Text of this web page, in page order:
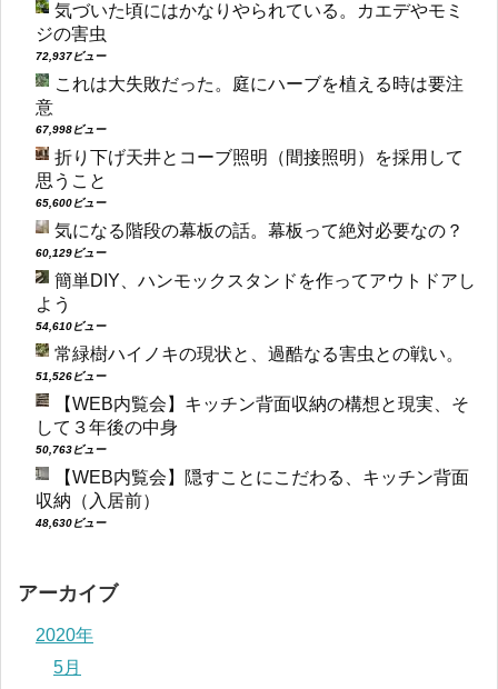
気づいた頃にはかなりやられている。カエデやモミ
ジの害虫
72,937ビュー
これは大失敗だった。庭にハーブを植える時は要注
意
67,998ビュー
折り下げ天井とコーブ照明（間接照明）を採用して
思うこと
65,600ビュー
気になる階段の幕板の話。幕板って絶対必要なの？
60,129ビュー
簡単DIY、ハンモックスタンドを作ってアウトドアし
よう
54,610ビュー
常緑樹ハイノキの現状と、過酷なる害虫との戦い。
51,526ビュー
【WEB内覧会】キッチン背面収納の構想と現実、そ
して３年後の中身
50,763ビュー
【WEB内覧会】隠すことにこだわる、キッチン背面
収納（入居前）
48,630ビュー
アーカイブ
2020年
5月